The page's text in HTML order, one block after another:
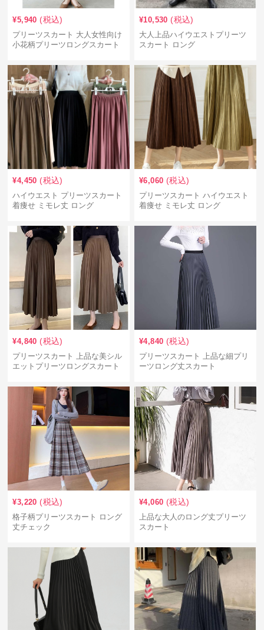
¥5,940 (税込)
プリーツスカート 大人女性向け
小花柄プリーツロングスカート
¥10,530 (税込)
大人上品ハイウエストプリーツ
スカート ロング
¥4,450 (税込)
ハイウエスト プリーツスカート
着痩せ ミモレ丈 ロング
¥6,060 (税込)
プリーツスカート ハイウエスト
着痩せ ミモレ丈 ロング
¥4,840 (税込)
プリーツスカート 上品な美シル
エットプリーツロングスカート
¥4,840 (税込)
プリーツスカート 上品な細プリ
ーツロング丈スカート
¥3,220 (税込)
格子柄プリーツスカート ロング
丈チェック
¥4,060 (税込)
上品な大人のロング丈プリーツ
スカート